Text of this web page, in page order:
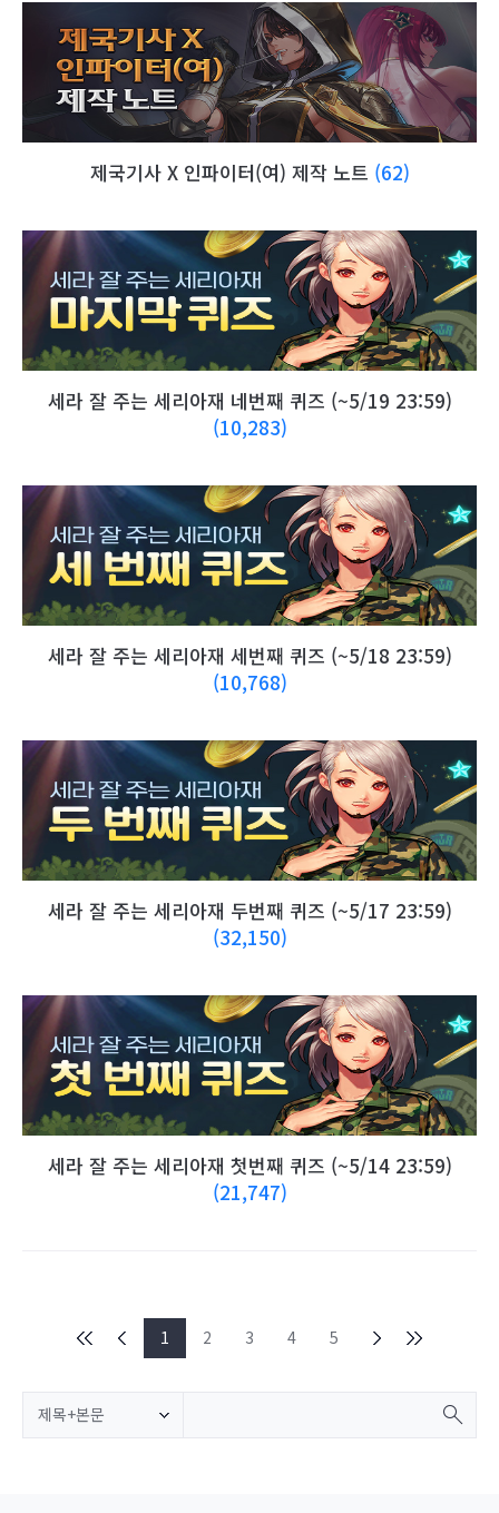
제국기사 X 인파이터(여) 제작 노트 (62)
세라 잘 주는 세리아재 네번째 퀴즈 (~5/19 23:59)
(10,283)
세라 잘 주는 세리아재 세번째 퀴즈 (~5/18 23:59)
(10,768)
세라 잘 주는 세리아재 두번째 퀴즈 (~5/17 23:59)
(32,150)
세라 잘 주는 세리아재 첫번째 퀴즈 (~5/14 23:59)
(21,747)
1 2 3 4 5
제목+본문